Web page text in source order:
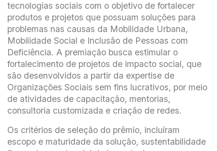
tecnologias sociais com o objetivo de fortalecer
produtos e projetos que possuam soluções para
problemas nas causas da Mobilidade Urbana,
Mobilidade Social e Inclusão de Pessoas com
Deficiência. A premiação busca estimular o
fortalecimento de projetos de impacto social, que
são desenvolvidos a partir da expertise de
Organizações Sociais sem fins lucrativos, por meio
de atividades de capacitação, mentorias,
consultoria customizada e criação de redes.
Os critérios de seleção do prêmio, incluíram
escopo e maturidade da solução, sustentabilidade